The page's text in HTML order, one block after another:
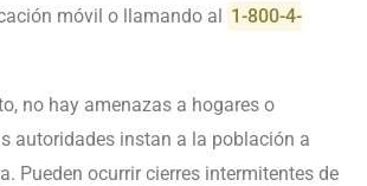
móvil o llamando al 1-800-4-
no hay amenazas a hogares o
autoridades instan a la población a
Pueden ocurrir cierres intermitentes de